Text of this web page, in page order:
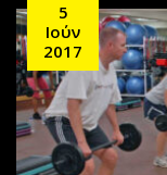
5
Ιούν
2017